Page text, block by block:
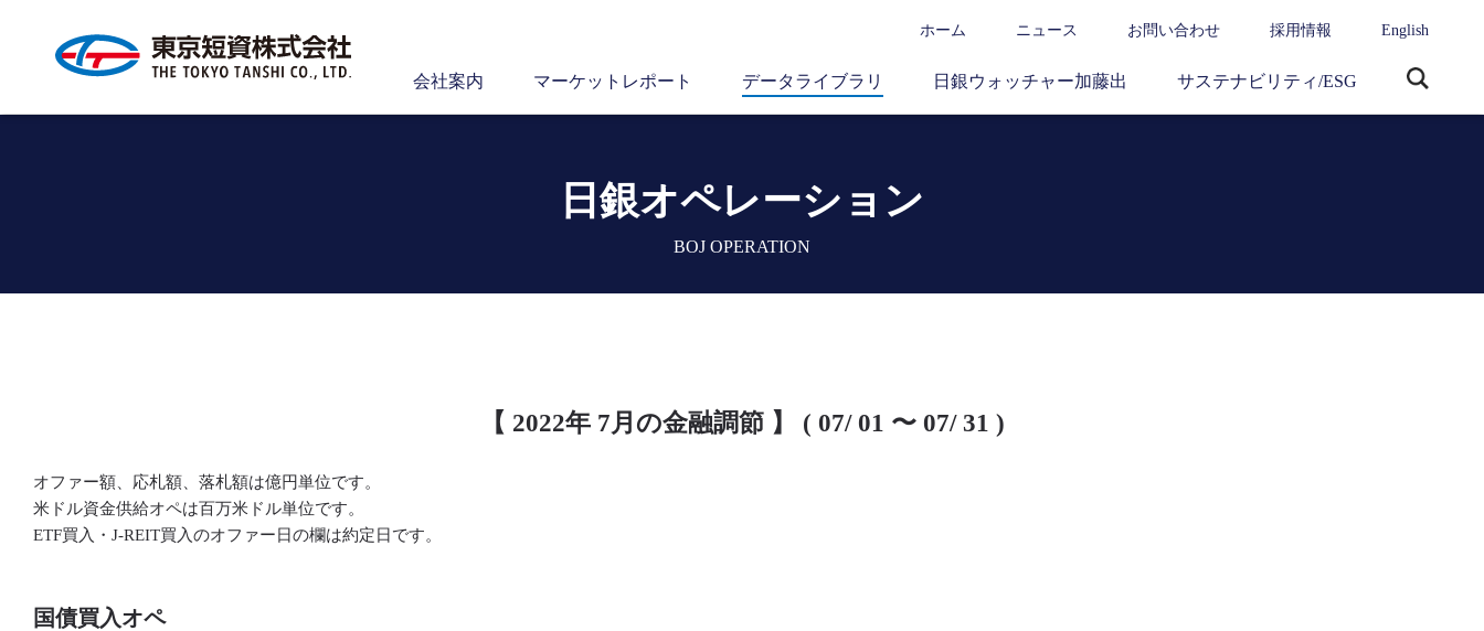
ホーム ニュース お問い合わせ 採用情報 English
会社案内 マーケットレポート データライブラリ 日銀ウォッチャー加藤出 サステナビリティ/ESG
日銀オペレーション
BOJ OPERATION
【 2022年 7月の金融調節 】 ( 07/ 01 〜 07/ 31 )
オファー額、応札額、落札額は億円単位です。
米ドル資金供給オペは百万米ドル単位です。
ETF買入・J-REIT買入のオファー日の欄は約定日です。
国債買入オペ